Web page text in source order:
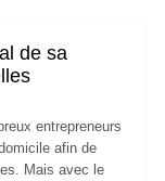
de sa
entrepreneurs
afin de
Mais avec le